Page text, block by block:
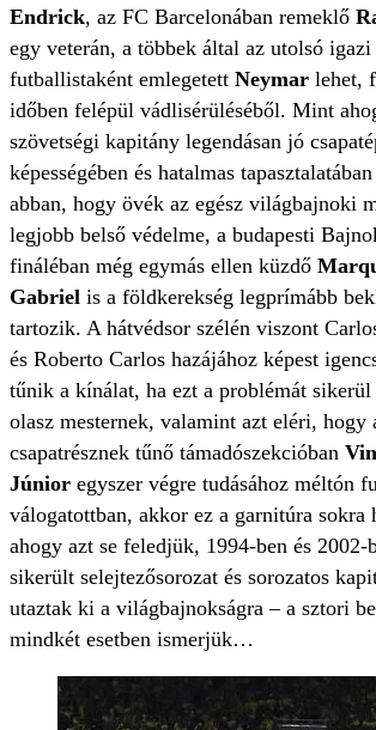
Endrick, az FC Barcelonában remeklő
egy veterán, a többek által az utolsó
futballistaként emlegetett Neymar lehet,
időben felépül vádlisérüléséből. Mint
szövetségi kapitány legendásan jó
képességében és hatalmas
abban, hogy övék az egész világbajnoki
legjobb belső védelme, a budapesti
fináléban még egymás ellen küzdő
Gabriel is a földkerekség legprímább
tartozik. A hátvédsor szélén viszont
és Roberto Carlos hazájához képest
tűnik a kínálat, ha ezt a problémát
olasz mesternek, valamint azt eléri, hogy
csapatrésznek tűnő támadószekcióban
Júnior egyszer végre tudásához méltón
válogatottban, akkor ez a garnitúra
ahogy azt se feledjük, 1994-ben és 2002-
sikerült selejtezősorozat és sorozatos
utaztak ki a világbajnokságra – a sztori
mindkét esetben ismerjük…